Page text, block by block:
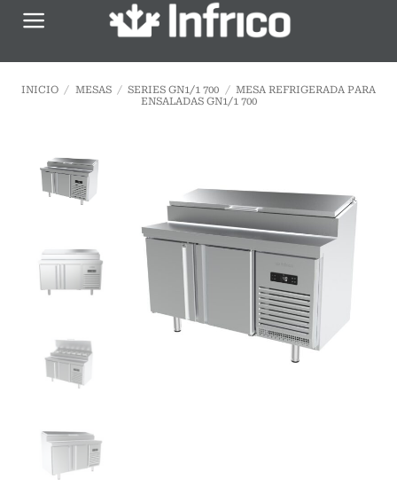
Saltar
INICIO / MESAS / SERIES GN1/1 700 / MESA REFRIGERADA PARA
ENSALADAS GN1/1 700